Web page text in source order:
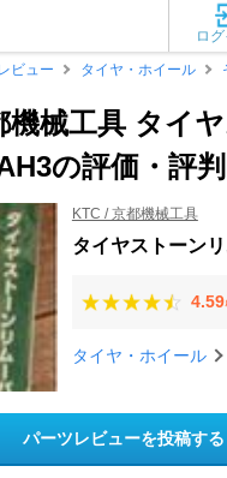
ロ
ビュー タイヤ・ホイール
機械工具 タイ
の評価・評
KTC / 京都機械工具
タイヤストーン
4.59
タイヤ・ホイール
パーツレビューを投稿する